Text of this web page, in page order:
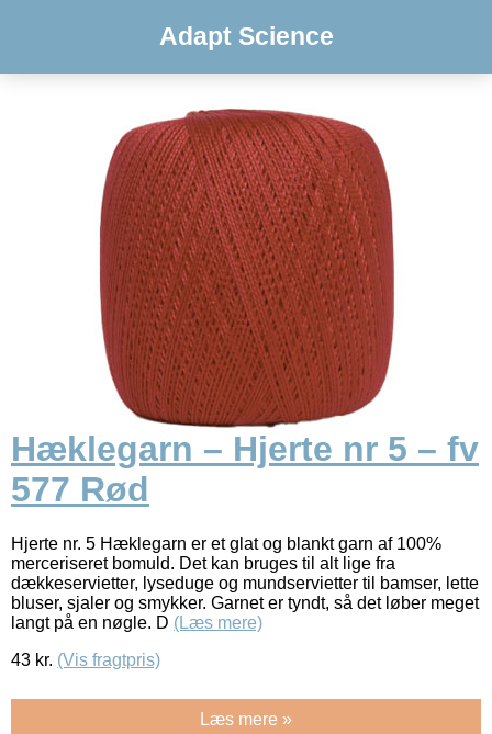
Adapt Science
Hæklegarn – Hjerte nr 5 – fv
577 Rød
Hjerte nr. 5 Hæklegarn er et glat og blankt garn af 100%
merceriseret bomuld. Det kan bruges til alt lige fra
dækkeservietter, lyseduge og mundservietter til bamser, lette
bluser, sjaler og smykker. Garnet er tyndt, så det løber meget
langt på en nøgle. D (Læs mere)
43 kr. (Vis fragtpris)
Læs mere »